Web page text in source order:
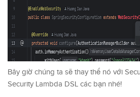
Bây giờ chúng ta sẽ thay thế nó với
Security Lambda DSL các bạn nhé!